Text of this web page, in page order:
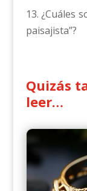
13. ¿Cuáles
paisajista”?
Quizás
leer…